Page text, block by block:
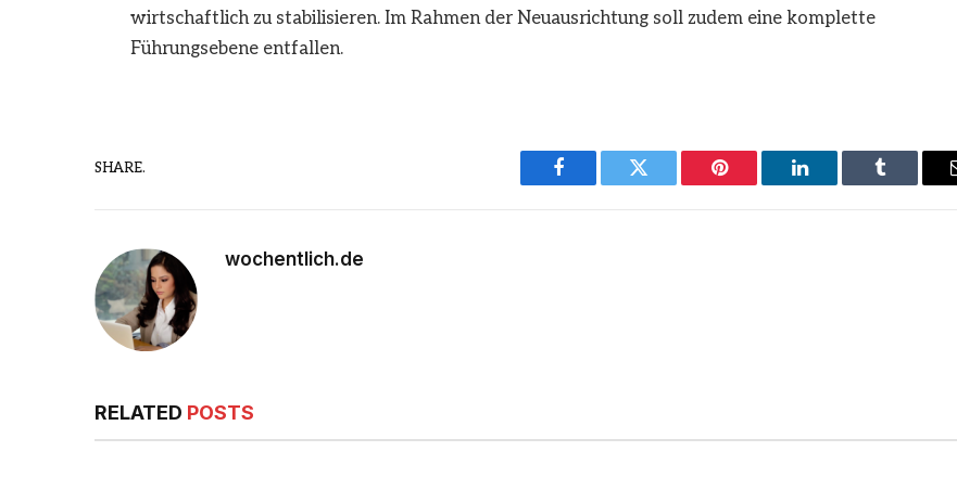
wirtschaftlich zu stabilisieren. Im Rahmen der Neuausrichtung soll zudem eine komplette
Führungsebene entfallen.
SHARE.
Facebook Twitter Pinterest LinkedIn Tumblr
wochentlich.de
RELATED POSTS